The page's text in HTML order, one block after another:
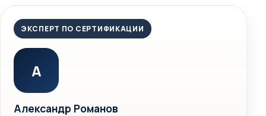
ЭКСПЕРТ ПО СЕРТИФИКАЦИИ
А
Александр Романов